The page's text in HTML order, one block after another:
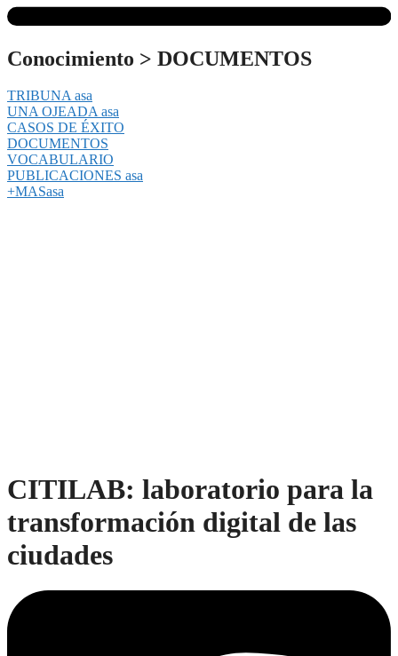
Conocimiento > DOCUMENTOS
TRIBUNA asa
UNA OJEADA asa
CASOS DE ÉXITO
DOCUMENTOS
VOCABULARIO
PUBLICACIONES asa
+MASasa
CITILAB: laboratorio para la
transformación digital de las
ciudades